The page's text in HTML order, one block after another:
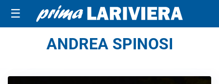
☰
ANDREA SPINOSI